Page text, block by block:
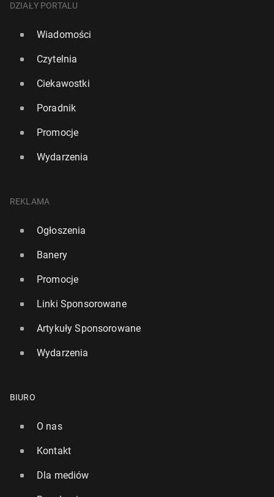
DZIAŁY PORTALU
Wiadomości
Czytelnia
Ciekawostki
Poradnik
Promocje
Wydarzenia
REKLAMA
Ogłoszenia
Banery
Promocje
Linki Sponsorowane
Artykuły Sponsorowane
Wydarzenia
BIURO
O nas
Kontakt
Dla mediów